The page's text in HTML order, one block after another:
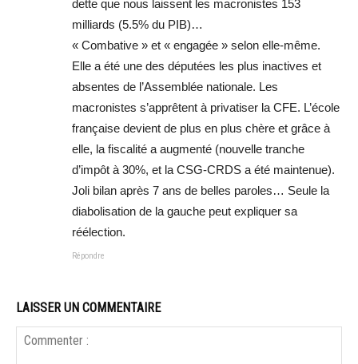
dette que nous laissent les macronistes 153
milliards (5.5% du PIB)…
« Combative » et « engagée » selon elle-même.
Elle a été une des députées les plus inactives et
absentes de l’Assemblée nationale. Les
macronistes s’apprêtent à privatiser la CFE. L’école
française devient de plus en plus chère et grâce à
elle, la fiscalité a augmenté (nouvelle tranche
d’impôt à 30%, et la CSG-CRDS a été maintenue).
Joli bilan après 7 ans de belles paroles… Seule la
diabolisation de la gauche peut expliquer sa
réélection.
Répondre
LAISSER UN COMMENTAIRE